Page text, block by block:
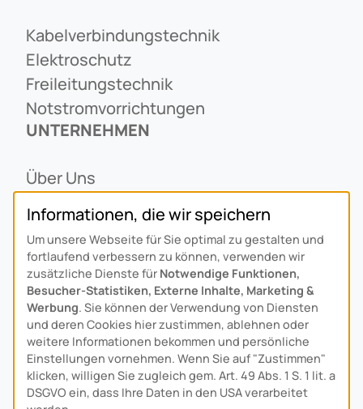
Kabelverbindungstechnik
Elektroschutz
Freileitungstechnik
Notstromvorrichtungen
UNTERNEHMEN
Über Uns
Alois Schiffmann Stiftung
Allgemeine Lieferbedingungen
Arcus Niederlande: Bedrijfsgegevens
KONTAKT
Anfahrt
Kontaktformular
Kundenservice
Informationen, die wir speichern
Um unsere Webseite für Sie optimal zu gestalten und
fortlaufend verbessern zu können, verwenden wir
zusätzliche Dienste für Notwendige Funktionen,
Besucher-Statistiken, Externe Inhalte, Marketing &
Werbung. Sie können der Verwendung von Diensten
und deren Cookies hier zustimmen, ablehnen oder
weitere Informationen bekommen und persönliche
Einstellungen vornehmen. Wenn Sie auf "Zustimmen"
klicken, willigen Sie zugleich gem. Art. 49 Abs. 1 S. 1 lit. a
DSGVO ein, dass Ihre Daten in den USA verarbeitet